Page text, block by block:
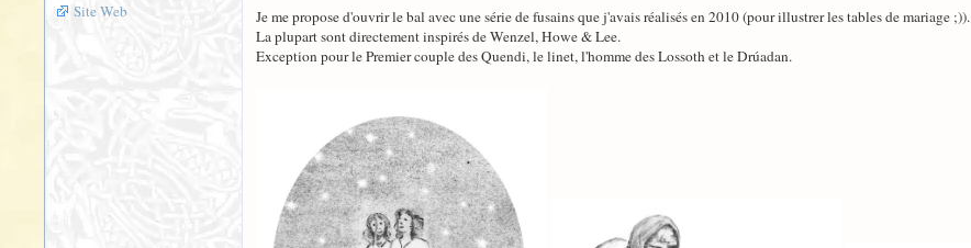
Site Web
Je me propose d'ouvrir le bal avec une série de fusains que j'avais réalisés en 2010 (pour illustrer les tables de mariage ;)).
La plupart sont directement inspirés de Wenzel, Howe & Lee.
Exception pour le Premier couple des Quendi, le linet, l'homme des Lossoth et le Drúadan.